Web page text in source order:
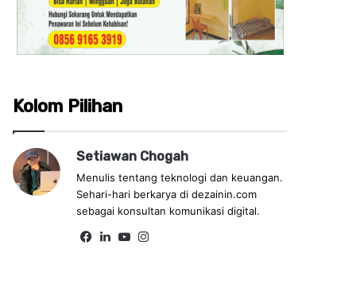
Kolom Pilihan
Setiawan Chogah
Menulis tentang teknologi dan keuangan.
Sehari-hari berkarya di dezainin.com
sebagai konsultan komunikasi digital.
Fa Lin Yo